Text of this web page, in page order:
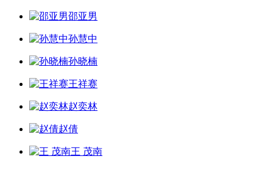
邵亚男
孙慧中
孙晓楠
王祥赛
赵奕林
赵倩
王 茂南